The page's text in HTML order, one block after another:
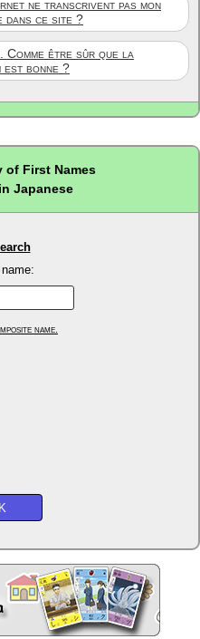
ne transcrivent pas mon
dans ce site ?
Comme être sûr que la
est bonne ?
of First Names
Japanese
name.